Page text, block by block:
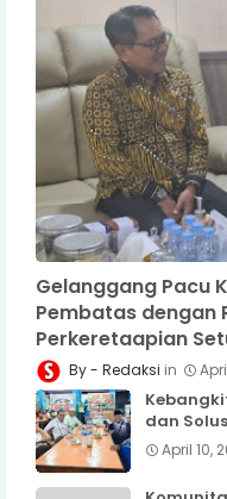
Gelanggang Pacu
Pembatas dengan
Perkeretaapian
Redaksi
dan
April 10,